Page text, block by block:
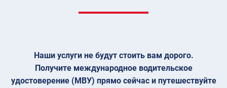
Наши услуги не будут стоить вам дорого.
Получите международное водительское
удостоверение (МВУ) прямо сейчас и путешествуйте